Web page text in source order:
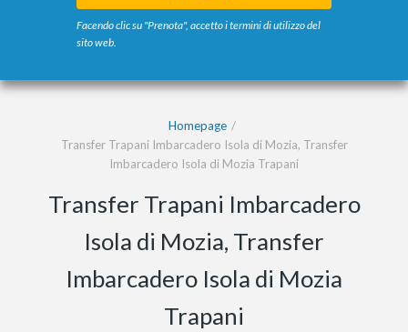
Facendo clic su "Prenota", accetto i termini di utilizzo del
sito web.
Homepage
Transfer Trapani Imbarcadero Isola di Mozia, Transfer
Imbarcadero Isola di Mozia Trapani
Transfer Trapani Imbarcadero
Isola di Mozia, Transfer
Imbarcadero Isola di Mozia
Trapani